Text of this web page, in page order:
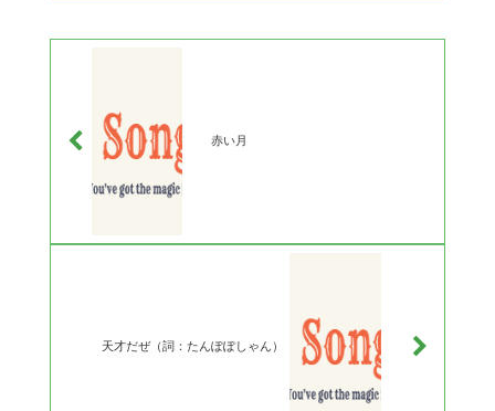
赤い月
天才だぜ（詞：たんぽぽしゃん）